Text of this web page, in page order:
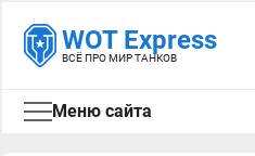
WOT Express
ВСЁ ПРО МИР ТАНКОВ
Меню сайта